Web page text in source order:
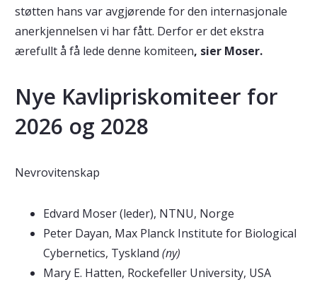
støtten hans var avgjørende for den internasjonale
anerkjennelsen vi har fått. Derfor er det ekstra
ærefullt å få lede denne komiteen, sier Moser.
Nye Kavlipriskomiteer for
2026 og 2028
Nevrovitenskap
Edvard Moser (leder), NTNU, Norge
Peter Dayan, Max Planck Institute for Biological
Cybernetics, Tyskland (ny)
Mary E. Hatten, Rockefeller University, USA